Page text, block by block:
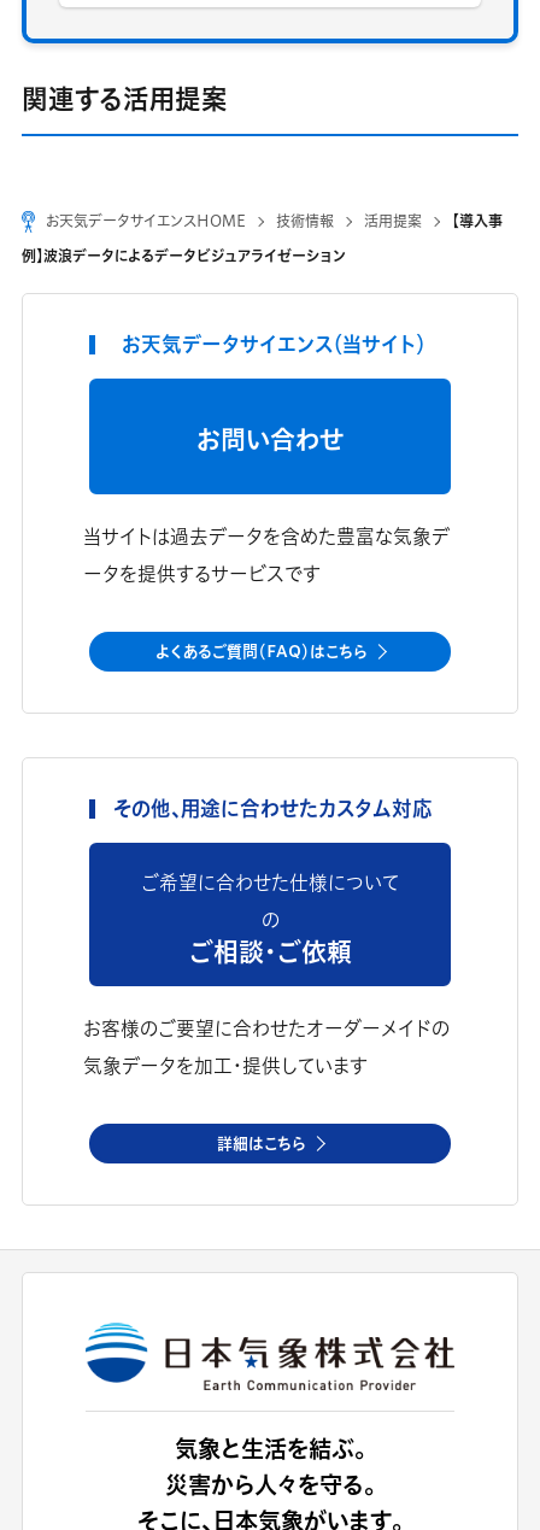
関連する活用提案
お天気データサイエンスHOME 技術情報 活用提案
【導入事
例】波浪データによるデータビジュアライゼーション
お天気データサイエンス（当サイト）
お問い合わせ
当サイトは過去データを含めた豊富な気象デ
ータを提供するサービスです
よくあるご質問（FAQ）はこちら
その他、用途に合わせたカスタム対応
ご希望に合わせた仕様について
の
ご相談・ご依頼
お客様のご要望に合わせたオーダーメイドの
気象データを加工・提供しています
詳細はこちら
気象と生活を結ぶ。
災害から人々を守る。
そこに、日本気象がいます。